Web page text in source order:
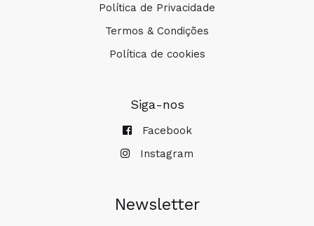
Política de Privacidade
Termos & Condições
Política de cookies
Siga-nos
Facebook
Instagram
Newsletter